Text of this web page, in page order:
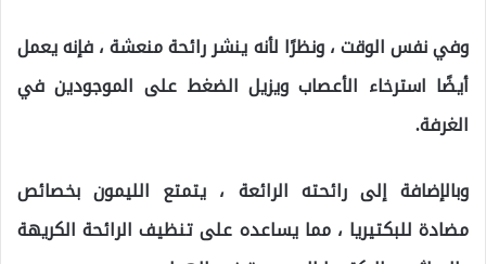
وفي نفس الوقت ، ونظرًا لأنه ينشر رائحة منعشة ، فإنه يعمل
أيضًا استرخاء الأعصاب ويزيل الضغط على الموجودين في
الغرفة.
وبالإضافة إلى رائحته الرائعة ، يتمتع الليمون بخصائص
مضادة للبكتيريا ، مما يساعده على تنظيف الرائحة الكريهة